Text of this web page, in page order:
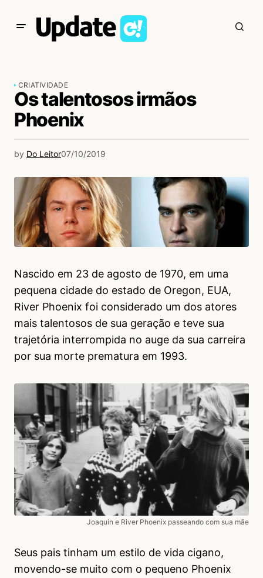
CRIATIVIDADE
Os talentosos irmãos
Phoenix
by Do Leitor07/10/2019
Nascido em 23 de agosto de 1970, em uma
pequena cidade do estado de Oregon, EUA,
River Phoenix foi considerado um dos atores
mais talentosos de sua geração e teve sua
trajetória interrompida no auge da sua carreira
por sua morte prematura em 1993.
Joaquin e River Phoenix passeando com sua mãe
Seus pais tinham um estilo de vida cigano,
movendo-se muito com o pequeno Phoenix